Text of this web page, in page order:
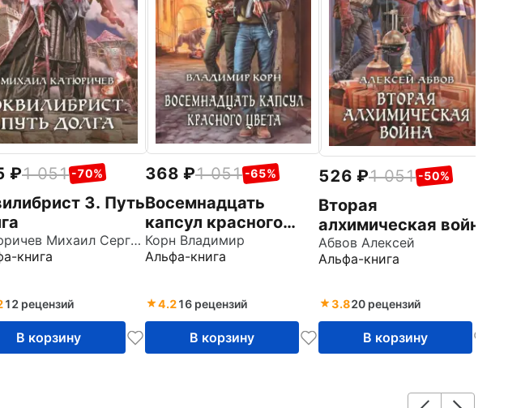
1 051 -70%
3. Путь
Катюричев Михаил Сергеевич
книга
12 рецензий
В корзину
368 1 051 -65%
Восемнадцать
капсул красного
цвета
Корн Владимир
Альфа-книга
4.216 рецензий
В корзину
526 1 051 -50%
Вторая
алхимическая война
Абвов Алексей
Альфа-книга
3.820 рецензий
В корзину